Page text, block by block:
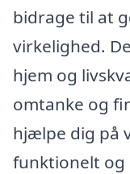
bidrage til at
virkelighed.
hjem og
omtanke og
hjælpe dig på
funktionelt og